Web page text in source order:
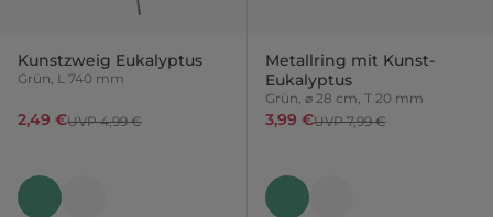
Kunstzweig Eukalyptus
Grün, L 740 mm
2,49 €UVP 4,99 €
Metallring mit Kunst-
Eukalyptus
Grün, ⌀ 28 cm, T 20 mm
3,99 €UVP 7,99 €